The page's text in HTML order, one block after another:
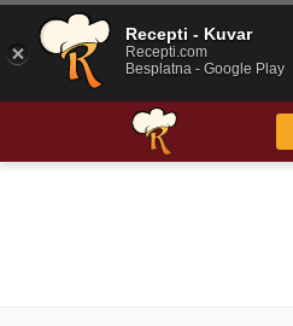
Recepti - Kuvar
Recepti.com
Besplatna - Google Play